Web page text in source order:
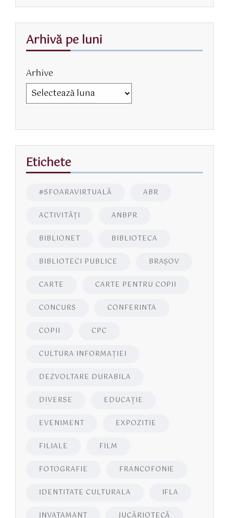
Arhivă pe luni
Arhive
Etichete
#SFOARAVIRTUALĂ ABR
ACTIVITĂŢI ANBPR
BIBLIONET BIBLIOTECA
BIBLIOTECI PUBLICE BRAŞOV
CARTE CARTE PENTRU COPII
CONCURS CONFERINTA
COPII CPC
CULTURA INFORMAŢIEI
DEZVOLTARE DURABILA
DIVERSE EDUCAŢIE
EVENIMENT EXPOZITIE
FILIALE FILM
FOTOGRAFIE FRANCOFONIE
IDENTITATE CULTURALA IFLA
INVATAMANT JUCĂRIOTECĂ